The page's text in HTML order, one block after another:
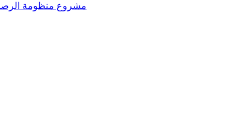
مشروع منظومة الرصد